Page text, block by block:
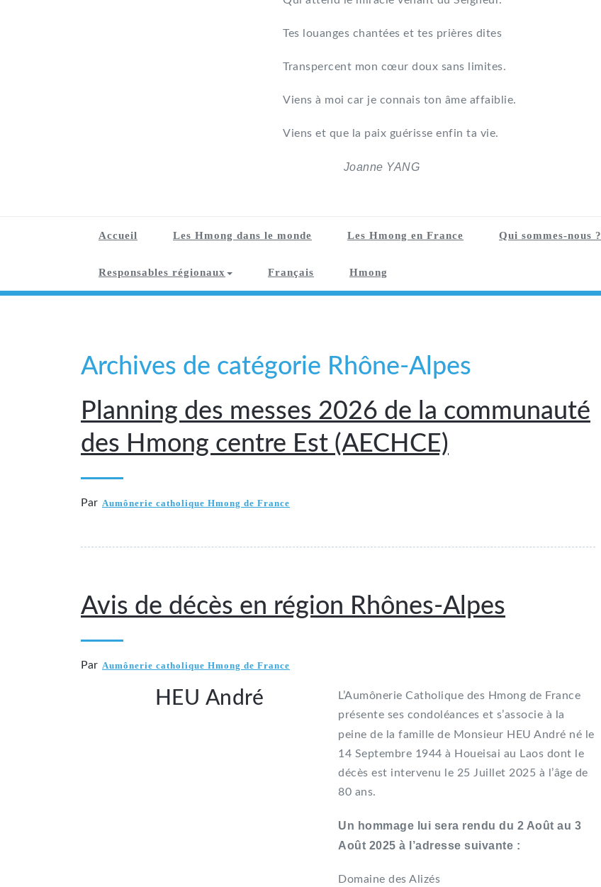
Tes louanges chantées et tes prières dites
Transpercent mon cœur doux sans limites.
Viens à moi car je connais ton âme affaiblie.
Viens et que la paix guérisse enfin ta vie.
Joanne YANG
Accueil Les Hmong dans le monde Les Hmong en France Qui sommes-nous ?
Responsables régionaux Français Hmong
Archives de catégorie Rhône-Alpes
Planning des messes 2026 de la communauté
des Hmong centre Est (AECHCE)
Par Aumônerie catholique Hmong de France
Avis de décès en région Rhônes-Alpes
Par Aumônerie catholique Hmong de France
HEU André
L’Aumônerie Catholique des Hmong de France
présente ses condoléances et s’associe à la
peine de la famille de Monsieur HEU André né le
14 Septembre 1944 à Houeisai au Laos dont le
décès est intervenu le 25 Juillet 2025 à l’âge de
80 ans.
Un hommage lui sera rendu du 2 Août au 3
Août 2025 à l’adresse suivante :
Domaine des Alizés